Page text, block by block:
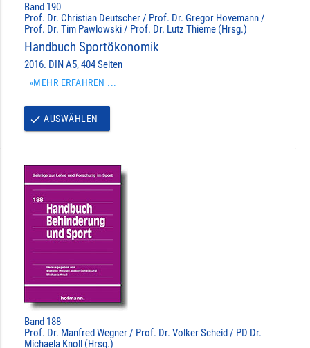
Band 190
Prof. Dr. Christian Deutscher / Prof. Dr. Gregor Hovemann /
Prof. Dr. Tim Pawlowski / Prof. Dr. Lutz Thieme (Hrsg.)
Handbuch Sportökonomik
2016. DIN A5, 404 Seiten
»MEHR ERFAHREN ...
done AUSWÄHLEN
Band 188
Prof. Dr. Manfred Wegner / Prof. Dr. Volker Scheid / PD Dr.
Michaela Knoll (Hrsg.)